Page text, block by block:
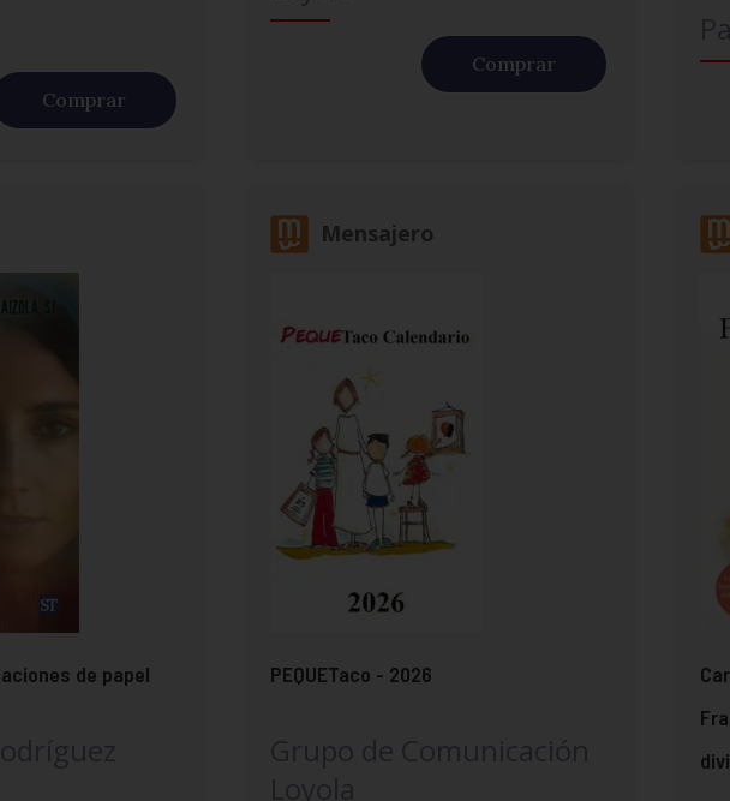
Comprar
Comprar
de papel
Mensajero
PEQUETaco - 2026